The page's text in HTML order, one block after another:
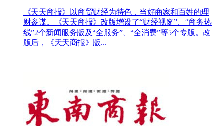
《天天商报》以商贸财经为特色，当好商家和百姓的理
财参谋。《天天商报》改版增设了“财经视窗”、“商务热
线”2个新闻服务版及“全服务”、“全消费”等5个专版。改
版后，《天天商报》版...